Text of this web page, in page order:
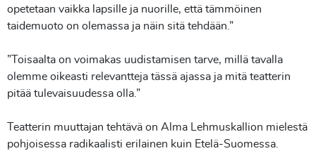
opetetaan vaikka lapsille ja nuorille, että tämmöinen
taidemuoto on olemassa ja näin sitä tehdään.”
”Toisaalta on voimakas uudistamisen tarve, millä tavalla
olemme oikeasti relevantteja tässä ajassa ja mitä teatterin
pitää tulevaisuudessa olla.”
Teatterin muuttajan tehtävä on Alma Lehmuskallion mielestä
pohjoisessa radikaalisti erilainen kuin Etelä-Suomessa.